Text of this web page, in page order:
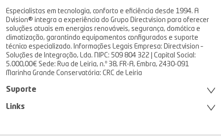
Especialistas em tecnologia, conforto e eficiência desde 1994. A
Dvision® integra a experiência do Grupo Directvision para oferecer
soluções atuais em energias renováveis, segurança, domótica e
climatização, garantindo equipamentos configurados e suporte
técnico especializado. Informações Legais Empresa: Directvision –
Soluções de Integração, Lda. NIPC: 509 804 322 | Capital Social:
5.000,00€ Sede: Rua de Leiria, n.º 38, FR-A, Embra, 2430-091
Marinha Grande Conservatória: CRC de Leiria
Suporte
Links